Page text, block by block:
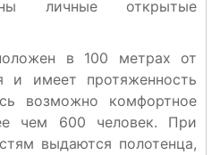
личные открытые
в 100 метрах от
и имеет протяженность
возможно комфортное
чем 600 человек. При
выдаются полотенца,